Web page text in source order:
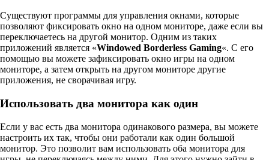
Существуют программы для управления окнами, которые
позволяют фиксировать окно на одном мониторе, даже если вы
переключаетесь на другой монитор. Одним из таких
приложений является «Windowed Borderless Gaming«. С его
помощью вы можете зафиксировать окно игры на одном
мониторе, а затем открыть на другом мониторе другие
приложения, не сворачивая игру.
Использовать два монитора как один
Если у вас есть два монитора одинакового размера, вы можете
настроить их так, чтобы они работали как один большой
монитор. Это позволит вам использовать оба монитора для